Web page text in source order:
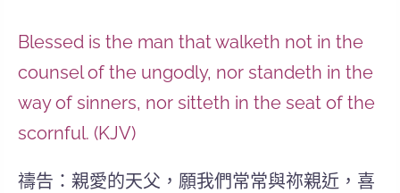
Blessed is the man that walketh not in the
counsel of the ungodly, nor standeth in the
way of sinners, nor sitteth in the seat of the
scornful. (KJV)
禱告：親愛的天父，願我們常常與祢親近，喜